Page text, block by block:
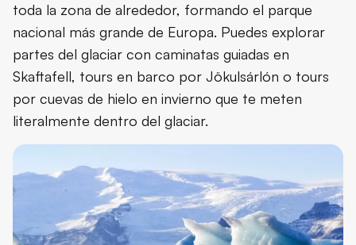
toda la zona de alrededor, formando el parque
nacional más grande de Europa. Puedes explorar
partes del glaciar con caminatas guiadas en
Skaftafell, tours en barco por Jökulsárlón o tours
por cuevas de hielo en invierno que te meten
literalmente dentro del glaciar.